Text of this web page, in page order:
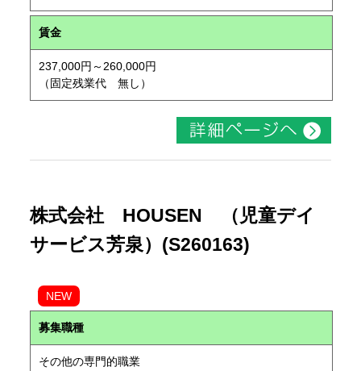
賃金
237,000円～260,000円
（固定残業代 無し）
株式会社 HOUSEN （児童デイ
サービス芳泉）(S260163)
NEW
募集職種
その他の専門的職業